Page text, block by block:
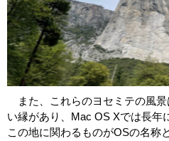
また、これらのヨセミテの風景
い縁があり、Mac OS Xでは長年
この地に関わるものがOSの名称